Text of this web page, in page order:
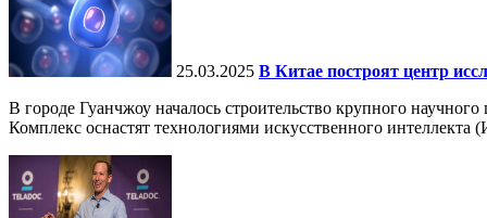
25.03.2025 В Китае построят центр
В городе Гуанчжоу началось строительство крупного
Комплекс оснастят технологиями искусственного